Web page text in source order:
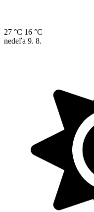
27 °C 16 °C
nedeľa 9. 8.